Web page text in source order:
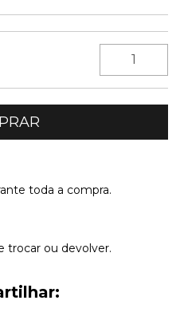
toda a compra.
trocar ou devolver.